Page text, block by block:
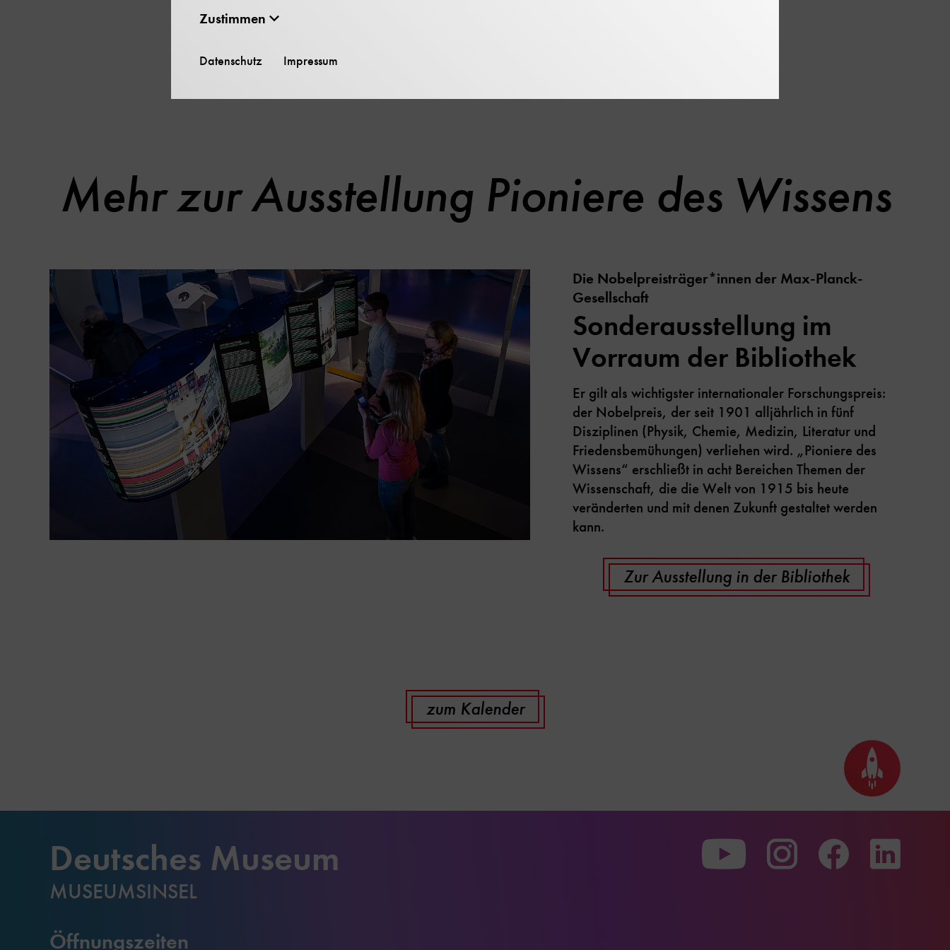
den Reproduktionen von mehr als 20 Nobelpreis-Urkunden oder dem Labortagebuch Klaus von
Klitzings, in welchem seine Entdeckung einer neuen Naturkonstante dokumentiert ist.
Mehr zur Ausstellung Pioniere des Wissens
Die Nobelpreisträger*innen der Max-Planck-
Gesellschaft
Sonderausstellung im
Vorraum der Bibliothek
Er gilt als wichtigster internationaler Forschungspreis:
der Nobelpreis, der seit 1901 alljährlich in fünf
Disziplinen (Physik, Chemie, Medizin, Literatur und
Friedensbemühungen) verliehen wird. „Pioniere des
Wissens“ erschließt in acht Bereichen Themen der
Wissenschaft, die die Welt von 1915 bis heute
veränderten und mit denen Zukunft gestaltet werden
kann.
Zur Ausstellung in der Bibliothek
zum Kalender
Seite
nach
oben
Deutsches Museum
MUSEUMSINSEL
Öffnungszeiten
Zu
unserer
Zu
unserer
Zu
unserer
Zustimmen
Datenschutz Impressum